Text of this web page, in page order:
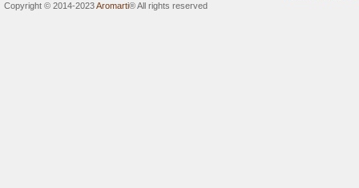
Copyright © 2014-2023Aromarti®All rights reserved